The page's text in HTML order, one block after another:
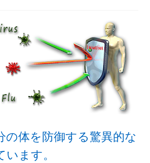
の体を防御する驚異的な
ます。